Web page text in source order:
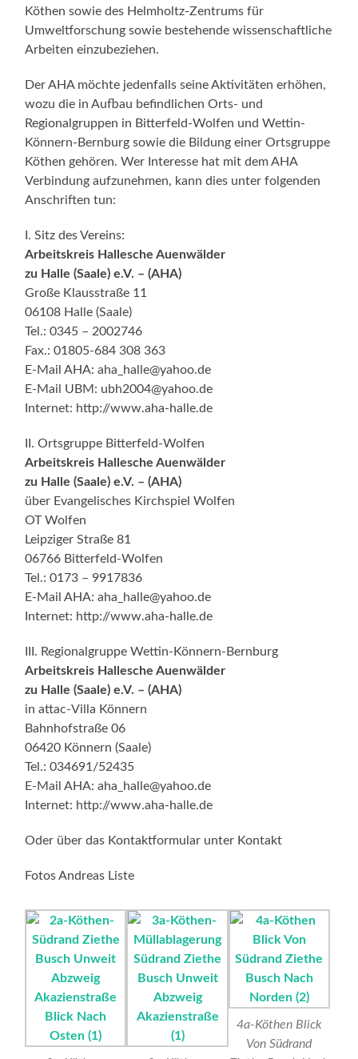
Köthen sowie des Helmholtz-Zentrums für
Umweltforschung sowie bestehende wissenschaftliche
Arbeiten einzubeziehen.
Der AHA möchte jedenfalls seine Aktivitäten erhöhen,
wozu die in Aufbau befindlichen Orts- und
Regionalgruppen in Bitterfeld-Wolfen und Wettin-
Könnern-Bernburg sowie die Bildung einer Ortsgruppe
Köthen gehören. Wer Interesse hat mit dem AHA
Verbindung aufzunehmen, kann dies unter folgenden
Anschriften tun:
I. Sitz des Vereins:
Arbeitskreis Hallesche Auenwälder
zu Halle (Saale) e.V. – (AHA)
Große Klausstraße 11
06108 Halle (Saale)
Tel.: 0345 – 2002746
Fax.: 01805-684 308 363
E-Mail AHA: aha_halle@yahoo.de
E-Mail UBM: ubh2004@yahoo.de
Internet: http://www.aha-halle.de
II. Ortsgruppe Bitterfeld-Wolfen
Arbeitskreis Hallesche Auenwälder
zu Halle (Saale) e.V. – (AHA)
über Evangelisches Kirchspiel Wolfen
OT Wolfen
Leipziger Straße 81
06766 Bitterfeld-Wolfen
Tel.: 0173 – 9917836
E-Mail AHA: aha_halle@yahoo.de
Internet: http://www.aha-halle.de
III. Regionalgruppe Wettin-Könnern-Bernburg
Arbeitskreis Hallesche Auenwälder
zu Halle (Saale) e.V. – (AHA)
in attac-Villa Könnern
Bahnhofstraße 06
06420 Könnern (Saale)
Tel.: 034691/52435
E-Mail AHA: aha_halle@yahoo.de
Internet: http://www.aha-halle.de
Oder über das Kontaktformular unter Kontakt
Fotos Andreas Liste
4a-Köthen Blick
Von Südrand